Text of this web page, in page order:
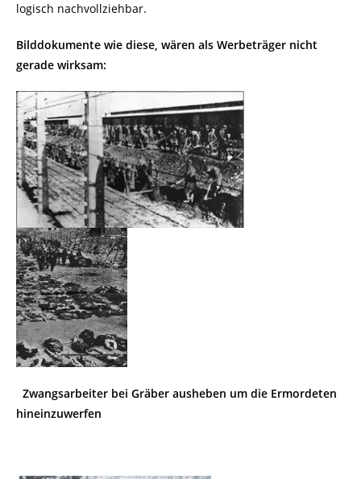
logisch nachvollziehbar.
Bilddokumente wie diese, wären als Werbeträger nicht
gerade wirksam:
Zwangsarbeiter bei Gräber ausheben um die Ermordeten
hineinzuwerfen